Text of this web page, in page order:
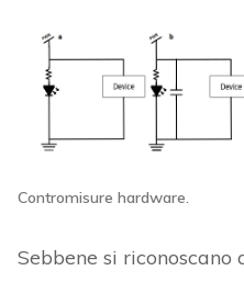
Contromisure hardware.
Sebbene si